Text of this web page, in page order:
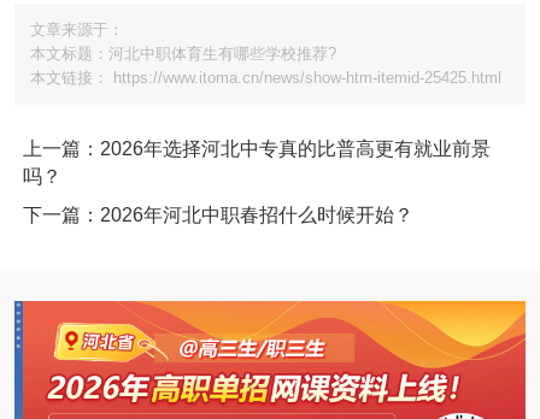
文章来源于：
本文标题：河北中职体育生有哪些学校推荐?
本文链接： https://www.itoma.cn/news/show-htm-itemid-25425.html
上一篇：2026年选择河北中专真的比普高更有就业前景
吗？
下一篇：2026年河北中职春招什么时候开始？